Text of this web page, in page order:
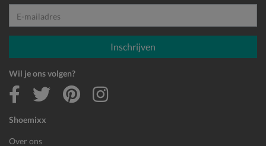
Shoemixx
Over ons
E-mailadres
Inschrijven
Wil je ons volgen?